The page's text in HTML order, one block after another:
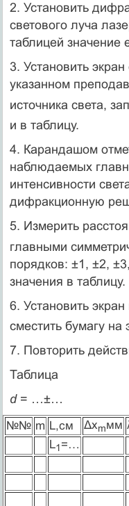
2. Установить
светового луча
таблицей значение
3. Установить
указанном
источника света,
и в таблицу.
4. Карандашом
наблюдаемых
интенсивности
дифракционную
5. Измерить
главными
порядков: ±1, ±2,
значения в таблицу.
6. Установить
сместить бумагу на
7. Повторить
Таблица
d= …±…
№№ m L,см Δхmмм
L1 =…